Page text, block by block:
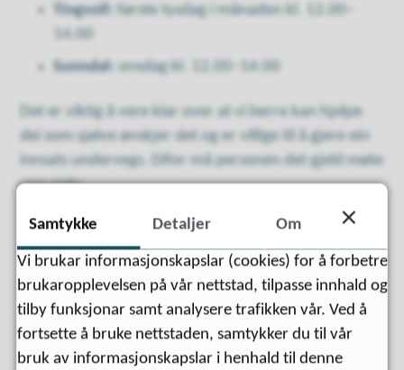
Tingvoll:
første tysdag i månaden kl. 12.00–
14.00
Sunndal: onsdag kl. 12.00–14.00
Det er viktig å vere klar over at vi berre kan hjelpe
dei som sjølve ønskjer det og er villige til å gjere ein
innsats undervegs. Difor må personen det gjeld møte
opp sjølv.
Kva kan gjeldsrådgivar hjelpe deg
med?
Du kan få hjelp til å:
Samtykke Detaljer Om
Vi brukar informasjonskapslar (cookies) for å forbetre
brukaropplevelsen på vår nettstad, tilpasse innhald og
tilby funksjonar samt analysere trafikken vår. Ved å
fortsette å bruke nettstaden, samtykker du til vår
bruk av informasjonskapslar i henhald til denne